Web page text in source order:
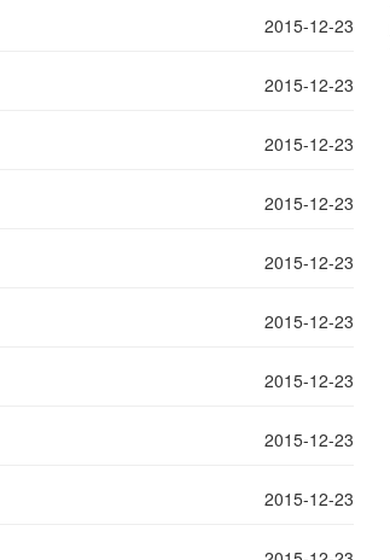
2015-12-23
2015-12-23
2015-12-23
2015-12-23
2015-12-23
2015-12-23
2015-12-23
2015-12-23
2015-12-23